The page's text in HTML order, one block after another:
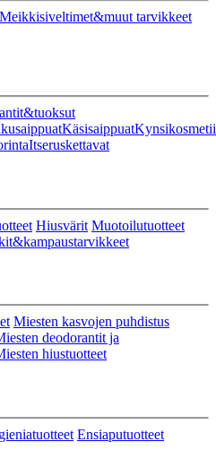
Meikkisiveltimet&muut tarvikkeet
Käsisaippuat
Itseruskettavat
Hiusvärit Muotoilutuotteet
Miesten kasvojen puhdistus
deodorantit ja
hiustuotteet
Ensiaputuotteet